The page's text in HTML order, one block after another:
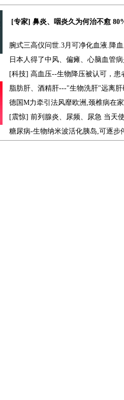
[专家] 鼻炎、咽炎久为何治不愈
腕式三高仪问世.3月可净化血液.降
日本人得了中风、偏瘫、心脑血管
[科技] 高血压--生物降压被认可，患
脂肪肝、酒精肝---"生物洗肝"远离肝
德国M力牵引法风靡欧洲,颈椎病在
[震惊] 前列腺炎、尿频、尿急 当天
糖尿病-生物纳米波活化胰岛,可逐步